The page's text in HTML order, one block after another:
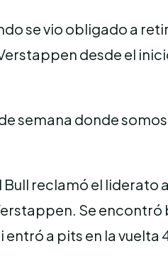
se vio obligado a
desde el
semana donde
reclamó el liderato
Se
a pits en la vuelta